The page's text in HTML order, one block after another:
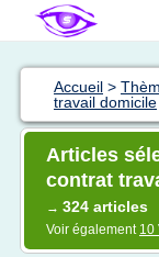
Accueil >
travail domicile
Articles
contrat
→ 324 articles
Voir également 10